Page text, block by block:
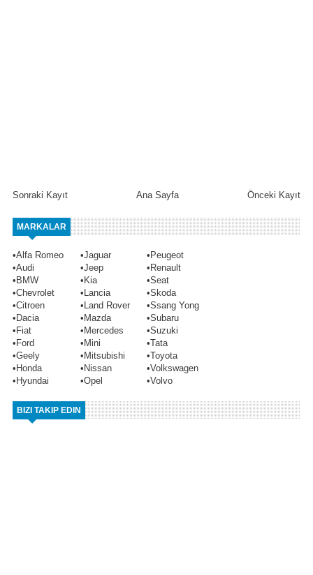
Sonraki Kayıt Önceki Kayıt
Ana Sayfa
MARKALAR
•Alfa Romeo •Jaguar • Peugeot
•Audi •Jeep • Renault
• BMW • Kia •Seat
•Chevrolet • Lancia •Skoda
•Citroen • Land Rover •Ssang Yong
• Dacia • Mazda •Subaru
• Fiat • Mercedes •Suzuki
• Ford • Mini •Tata
•Geely • Mitsubishi •Toyota
• Honda • Nissan •Volkswagen
• Hyundai •Opel •Volvo
BIZI TAKIP EDIN